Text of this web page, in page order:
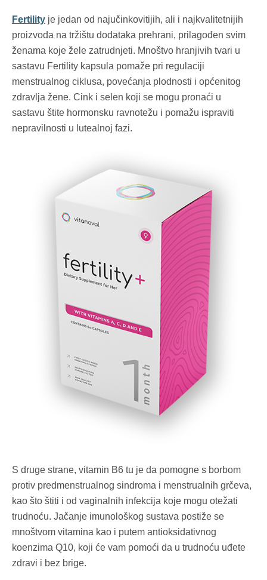
Fertility je jedan od najučinkovitijih, ali i najkvalitetnijih
proizvoda na tržištu dodataka prehrani, prilagođen svim
ženama koje žele zatrudnjeti. Mnoštvo hranjivih tvari u
sastavu Fertility kapsula pomaže pri regulaciji
menstrualnog ciklusa, povećanja plodnosti i općenitog
zdravlja žene. Cink i selen koji se mogu pronaći u
sastavu štite hormonsku ravnotežu i pomažu ispraviti
nepravilnosti u lutealnoj fazi.
S druge strane, vitamin B6 tu je da pomogne s borbom
protiv predmenstrualnog sindroma i menstrualnih grčeva,
kao što štiti i od vaginalnih infekcija koje mogu otežati
trudnoću. Jačanje imunološkog sustava postiže se
mnoštvom vitamina kao i putem antioksidativnog
koenzima Q10, koji će vam pomoći da u trudnoću uđete
zdravi i bez brige.